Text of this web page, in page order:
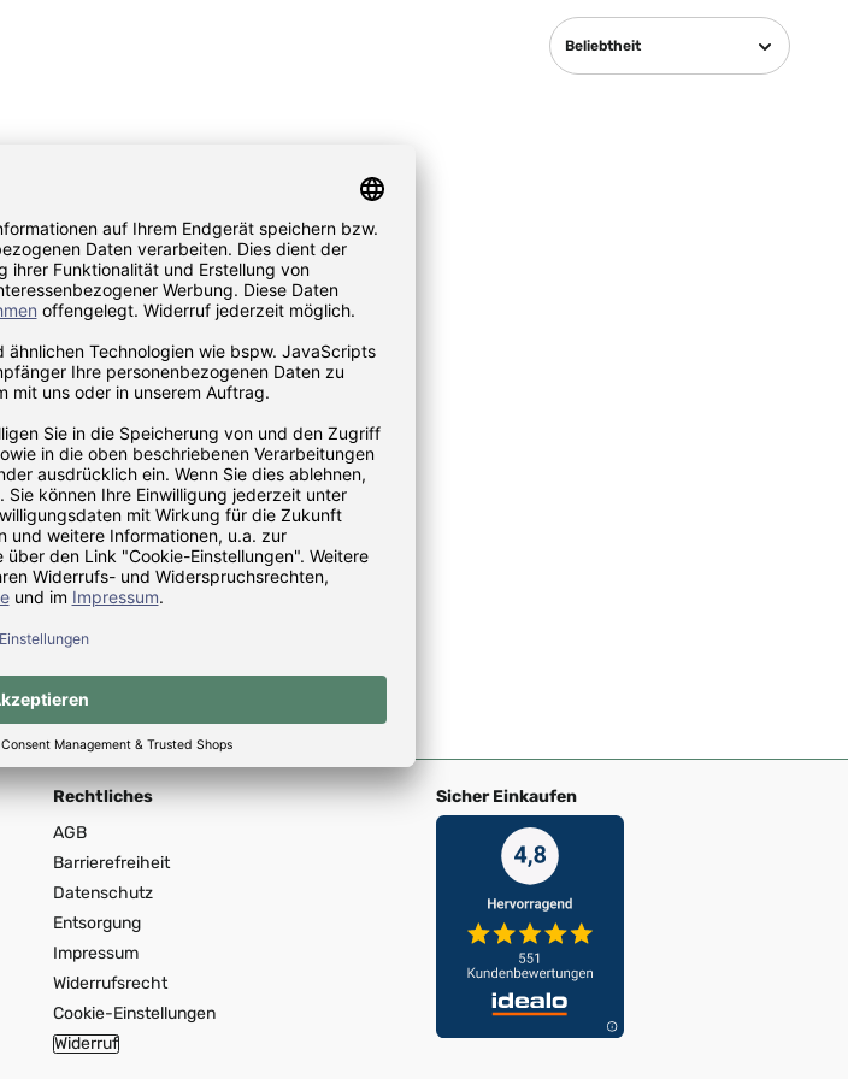
Beliebtheit
MPK Ersatzteil Ersatzglas für
Dachhaube Modell 4600/4600K
cremeweiß
Lieferzeit: 2 - 3 Wochen
Regulärer Preis:
CHF 68.30*
Rechtliches
AGB
Barrierefreiheit
Datenschutz
Entsorgung
Impressum
Widerrufsrecht
Cookie-Einstellungen
Widerruf
Sicher Einkaufen